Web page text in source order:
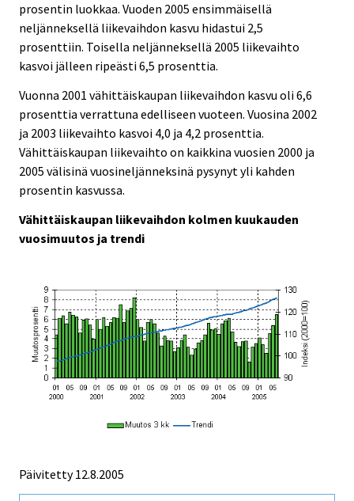
prosentin luokkaa. Vuoden 2005 ensimmäisellä
neljänneksellä liikevaihdon kasvu hidastui 2,5
prosenttiin. Toisella neljänneksellä 2005 liikevaihto
kasvoi jälleen ripeästi 6,5 prosenttia.
Vuonna 2001 vähittäiskaupan liikevaihdon kasvu oli 6,6
prosenttia verrattuna edelliseen vuoteen. Vuosina 2002
ja 2003 liikevaihto kasvoi 4,0 ja 4,2 prosenttia.
Vähittäiskaupan liikevaihto on kaikkina vuosien 2000 ja
2005 välisinä vuosineljänneksinä pysynyt yli kahden
prosentin kasvussa.
Vähittäiskaupan liikevaihdon kolmen kuukauden
vuosimuutos ja trendi
Päivitetty12.8.2005